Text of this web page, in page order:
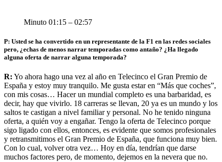
Minuto 01:15 – 02:57
P: Usted se ha convertido en un representante de la F1 en las redes sociales
pero, ¿echas de menos narrar temporadas como antaño? ¿Ha llegado
alguna oferta de narrar alguna temporada?
R: Yo ahora hago una vez al año en Telecinco el Gran Premio de
España y estoy muy tranquilo. Me gusta estar en “Más que coches”,
con mis cosas… Hacer un mundial completo es una barbaridad, es
decir, hay que vivirlo. 18 carreras se llevan, 20 ya es un mundo y los
saltos te castigan a nivel familiar y personal. No he tenido ninguna
oferta, a quién voy a engañar. Tengo la oferta de Telecinco porque
sigo ligado con ellos, entonces, es evidente que somos profesionales
y retransmitimos el Gran Premio de España, que funciona muy bien.
Con lo cual, volver otra vez… Hoy en día, tendrían que darse
muchos factores pero, de momento, dejemos en la nevera que no.